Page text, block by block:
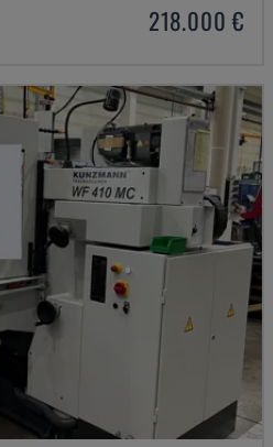
218.000 €